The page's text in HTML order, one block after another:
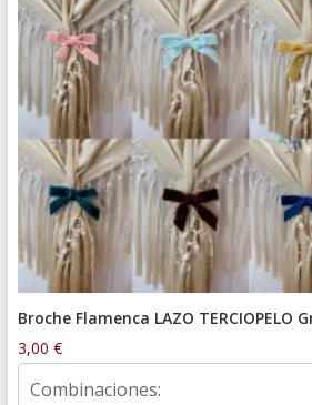
Broche Flamenca LAZO TERCIOPELO
3,00 €
Combinaciones: